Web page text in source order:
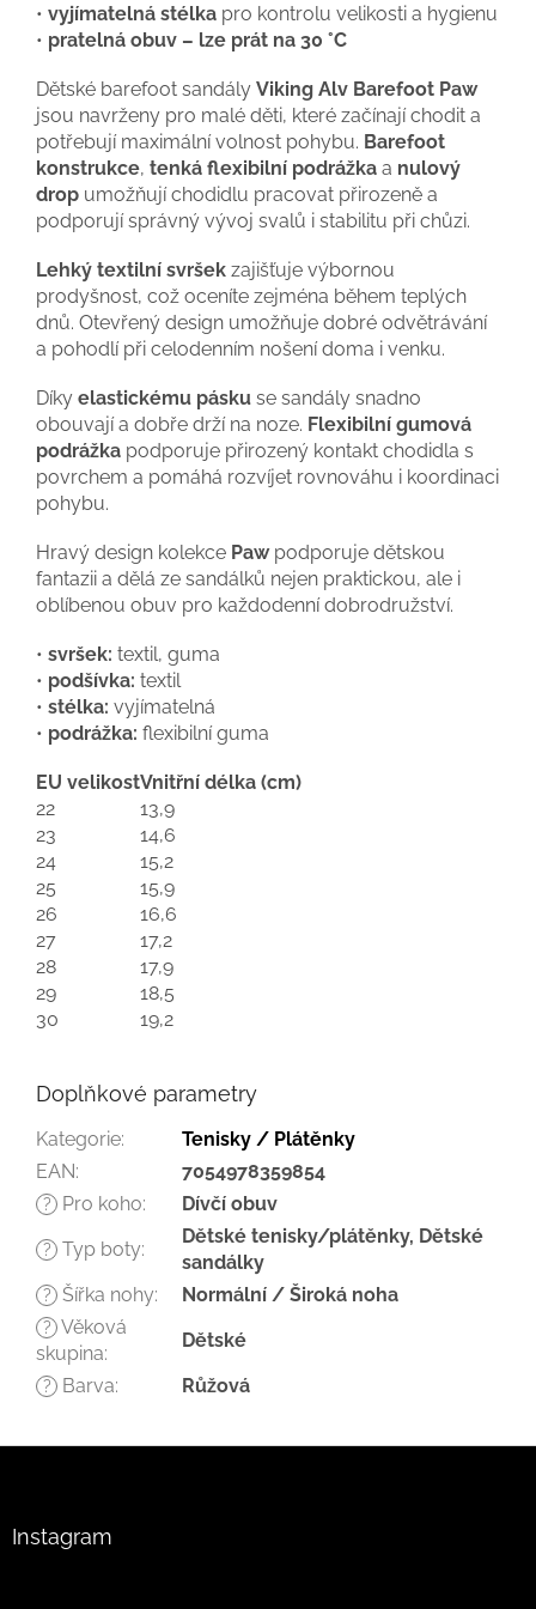
• vyjímatelná stélka pro kontrolu velikosti a hygienu
• pratelná obuv – lze prát na 30 °C
Dětské barefoot sandály Viking Alv Barefoot Paw
jsou navrženy pro malé děti, které začínají chodit a
potřebují maximální volnost pohybu. Barefoot
konstrukce, tenká flexibilní podrážka a nulový
drop umožňují chodidlu pracovat přirozeně a
podporují správný vývoj svalů i stabilitu při chůzi.
Lehký textilní svršek zajišťuje výbornou
prodyšnost, což oceníte zejména během teplých
dnů. Otevřený design umožňuje dobré odvětrávání
a pohodlí při celodenním nošení doma i venku.
Díky elastickému pásku se sandály snadno
obouvají a dobře drží na noze. Flexibilní gumová
podrážka podporuje přirozený kontakt chodidla s
povrchem a pomáhá rozvíjet rovnováhu i koordinaci
pohybu.
Hravý design kolekce Pawpodporuje dětskou
fantazii a dělá ze sandálků nejen praktickou, ale i
oblíbenou obuv pro každodenní dobrodružství.
• svršek: textil, guma
• podšívka: textil
• stélka: vyjímatelná
• podrážka: flexibilní guma
EU velikostVnitřní délka (cm)
22
13,9
23
14,6
24
15,2
25
15,9
26
16,6
27
17,2
28
17,9
29
18,5
30
19,2
Doplňkové parametry
Kategorie:
Tenisky / Plátěnky
EAN: 7054978359854
? Pro koho: Dívčí obuv
? Typ boty:
Dětské tenisky/plátěnky, Dětské
sandálky
? Šířka nohy: Normální / Široká noha
? Věková
skupina:
Dětské
? Barva: Růžová
Instagram